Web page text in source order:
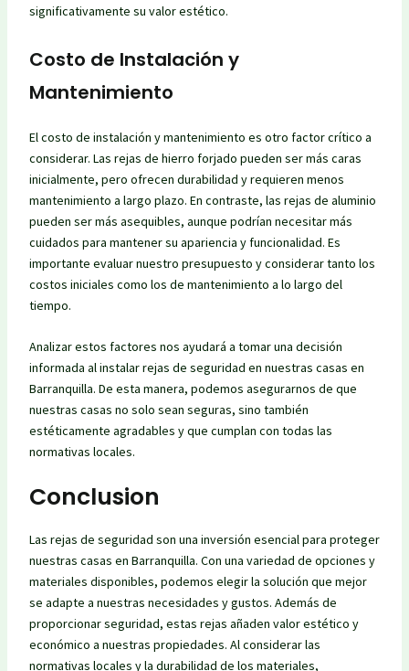
significativamente su valor estético.
Costo de Instalación y
Mantenimiento
El costo de instalación y mantenimiento es otro factor crítico a
considerar. Las rejas de hierro forjado pueden ser más caras
inicialmente, pero ofrecen durabilidad y requieren menos
mantenimiento a largo plazo. En contraste, las rejas de aluminio
pueden ser más asequibles, aunque podrían necesitar más
cuidados para mantener su apariencia y funcionalidad. Es
importante evaluar nuestro presupuesto y considerar tanto los
costos iniciales como los de mantenimiento a lo largo del
tiempo.
Analizar estos factores nos ayudará a tomar una decisión
informada al instalar rejas de seguridad en nuestras casas en
Barranquilla. De esta manera, podemos asegurarnos de que
nuestras casas no solo sean seguras, sino también
estéticamente agradables y que cumplan con todas las
normativas locales.
Conclusion
Las rejas de seguridad son una inversión esencial para proteger
nuestras casas en Barranquilla. Con una variedad de opciones y
materiales disponibles, podemos elegir la solución que mejor
se adapte a nuestras necesidades y gustos. Además de
proporcionar seguridad, estas rejas añaden valor estético y
económico a nuestras propiedades. Al considerar las
normativas locales y la durabilidad de los materiales,